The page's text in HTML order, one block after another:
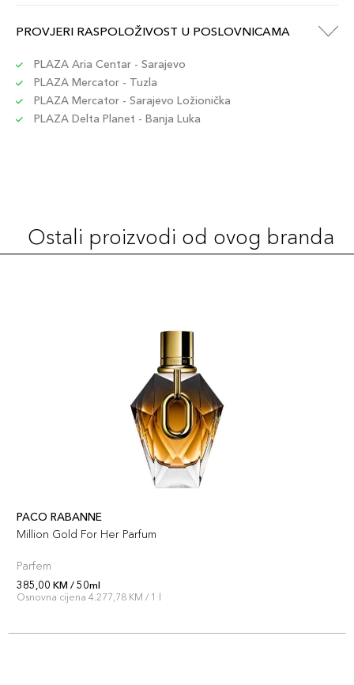
PROVJERI RASPOLOŽIVOST U POSLOVNICAMA
PLAZA Aria Centar - Sarajevo
PLAZA Mercator - Tuzla
PLAZA Mercator - Sarajevo Ložionička
PLAZA Delta Planet - Banja Luka
Ostali proizvodi od ovog branda
PACO RABANNE
Million Gold For Her Parfum
Parfem
385,00 KM / 50ml
Osnovna cijena 4.277,78 KM / 1 l